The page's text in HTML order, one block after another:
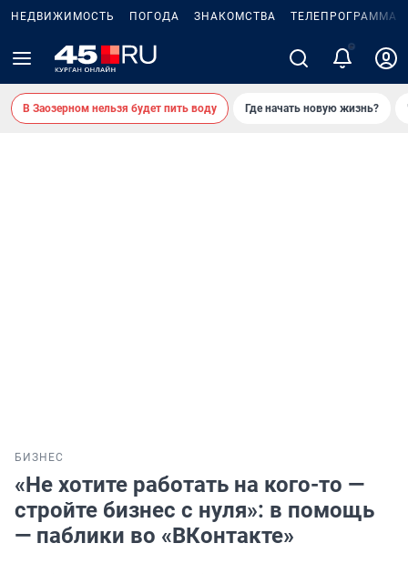
НЕДВИЖИМОСТЬ ПОГОДА ЗНАКОМСТВА ТЕЛЕПРОГРАММА
2
В Заозерном нельзя будет пить воду Где начать новую жизнь?
БИЗНЕС
«Не хотите работать на кого-то —
стройте бизнес с нуля»: в помощь
— паблики во «ВКонтакте»